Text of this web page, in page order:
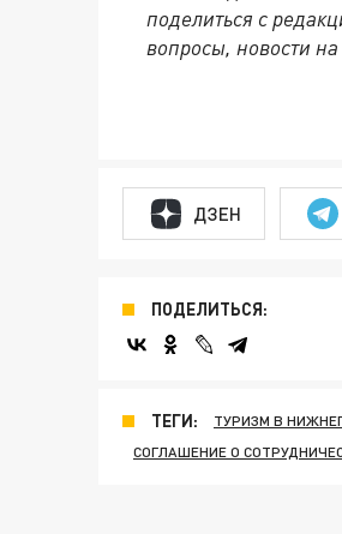
поделиться с
вопросы, новости
ДЗЕН
ПОДЕЛИТЬСЯ:
ТЕГИ: ТУРИЗМ В
СОГЛАШЕНИЕ О